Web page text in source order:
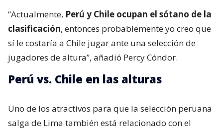
“Actualmente, Perú y Chile ocupan el sótano de la
clasificación, entonces probablemente yo creo que
sí le costaría a Chile jugar ante una selección de
jugadores de altura”, añadió Percy Cóndor.
Perú vs. Chile en las alturas
Uno de los atractivos para que la selección peruana
salga de Lima también está relacionado con el